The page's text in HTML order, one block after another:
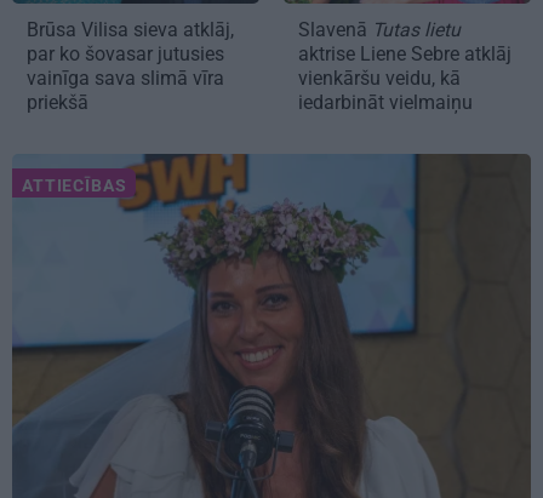
Brūsa Vilisa sieva atklāj,
par ko šovasar jutusies
vainīga sava slimā vīra
priekšā
Slavenā Tutas lietu
aktrise Liene Sebre atklāj
vienkāršu veidu, kā
iedarbināt vielmaiņu
ATTIECĪBAS